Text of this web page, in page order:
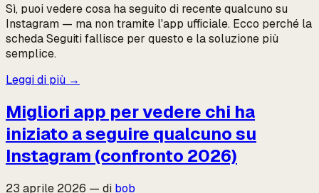
Sì, puoi vedere cosa ha seguito di recente qualcuno su
Instagram — ma non tramite l'app ufficiale. Ecco perché la
scheda Seguiti fallisce per questo e la soluzione più
semplice.
Leggi di più →
Migliori app per vedere chi ha
iniziato a seguire qualcuno su
Instagram (confronto 2026)
23 aprile 2026 — di bob